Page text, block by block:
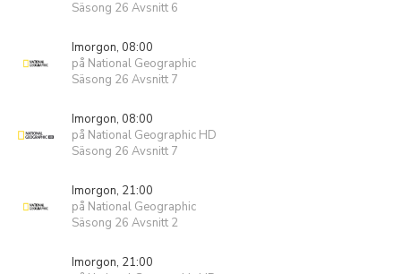
Säsong 26 Avsnitt 6
Imorgon, 08:00
på National Geographic
Säsong 26 Avsnitt 7
Imorgon, 08:00
på National Geographic HD
Säsong 26 Avsnitt 7
Imorgon, 21:00
på National Geographic
Säsong 26 Avsnitt 2
Imorgon, 21:00